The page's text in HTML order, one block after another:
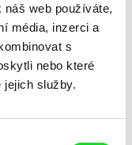
web používáte,
média, inzerci a
s
nebo které
služby.